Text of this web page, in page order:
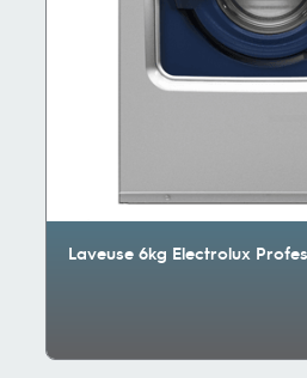
Laveuse 6kg Electrolux